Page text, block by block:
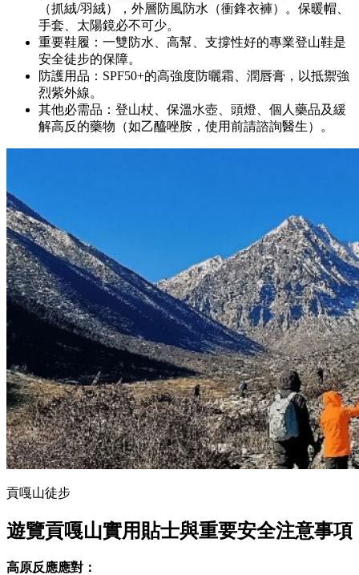
（抓絨/羽絨），外層防風防水（衝鋒衣褲）。保暖帽、
手套、太陽鏡必不可少。
重要鞋履：一雙防水、高幫、支撐性好的專業登山鞋是
安全徒步的保障。
防護用品：SPF50+的高強度防曬霜、潤唇膏，以抵禦強
烈紫外線。
其他必需品：登山杖、保溫水壺、頭燈、個人藥品及緩
解高反的藥物（如乙醯唑胺，使用前請諮詢醫生）。
貢嘎山徒步
遊覽貢嘎山實用貼士與重要安全注意事項
高原反應應對：